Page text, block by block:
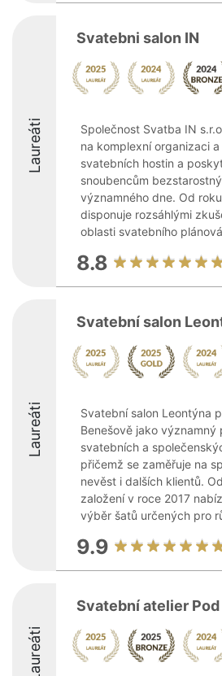
Laureáti
Svatebni salon IN
Společnost Svatba IN
na komplexní organizaci
svatebních hostin a
snoubencům
významného dne. Od
disponuje rozsáhlými
oblasti svatebního
8.8
Laureáti
Svatební salon
Svatební salon Leontýna
Benešově jako významný
svatebních a
přičemž se zaměřuje na
nevěst i dalších klientů.
založení v roce 2017
výběr šatů určených pro
9.9
Laureáti
Svatební atelier